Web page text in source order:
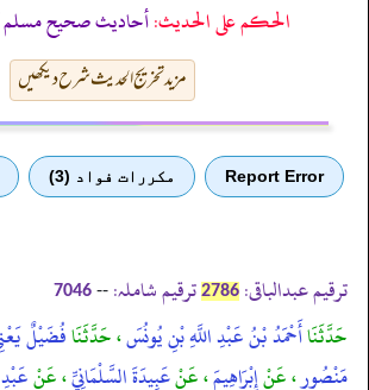
الحكم على الحديث:أحاديث صحيح
مزید تخریج الحدیث شرح دیکھیں
Report Error مكررات فواد (3)
ترقیم عبدالباقی: 2786 ترقیم شاملہ: --
7046
حَدَّثَنَاأَحْمَدُ بْنُ عَبْدِ اللَّهِ بْنِ يُونُسَ، حَدَّثَنَافُضَيْلٌ
مَنْصُورٍ، عَنْإِبْرَاهِيمَ، عَنْعَبِيدَةَ السَّلْمَانِيِّ، عَنْ